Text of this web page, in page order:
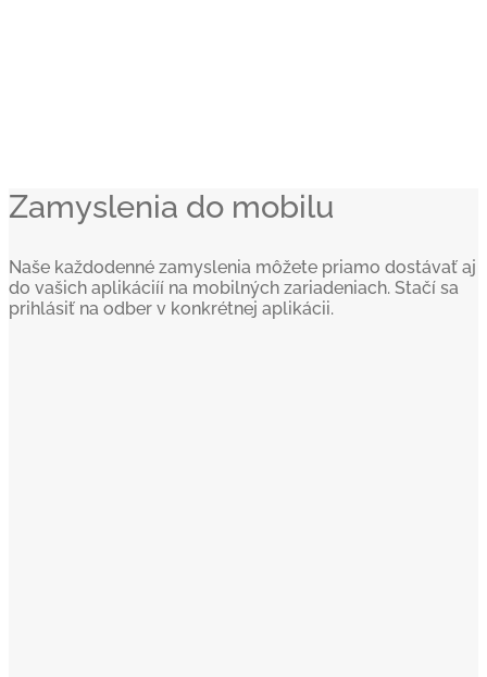
Zamyslenia do mobilu
Naše každodenné zamyslenia môžete priamo dostávať aj
do vašich aplikáciíí na mobilných zariadeniach. Stačí sa
prihlásiť na odber v konkrétnej aplikácii.